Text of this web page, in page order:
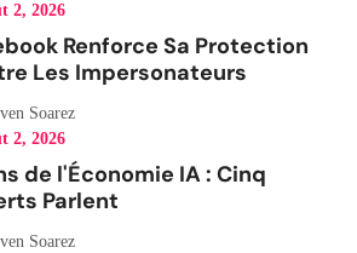
2, 2026
Renforce Sa Protection
Les Impersonateurs
Soarez
2, 2026
de l'Économie IA : Cinq
Parlent
Soarez